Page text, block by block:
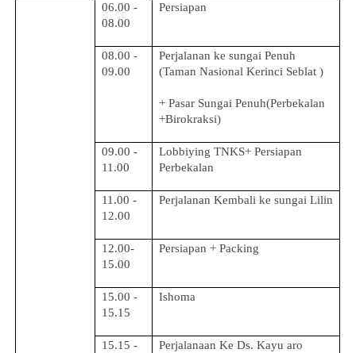
06.00 -
08.00
Persiapan
08.00 -
09.00
Perjalanan ke sungai Penuh
(Taman Nasional Kerinci Seblat )
+ Pasar Sungai Penuh(Perbekalan
+Birokraksi)
09.00 -
11.00
Lobbiying TNKS+ Persiapan
Perbekalan
11.00 -
12.00
Perjalanan Kembali ke sungai Lilin
12.00-
15.00
Persiapan + Packing
15.00 -
15.15
Ishoma
15.15 -
Perjalanaan Ke Ds. Kayu aro